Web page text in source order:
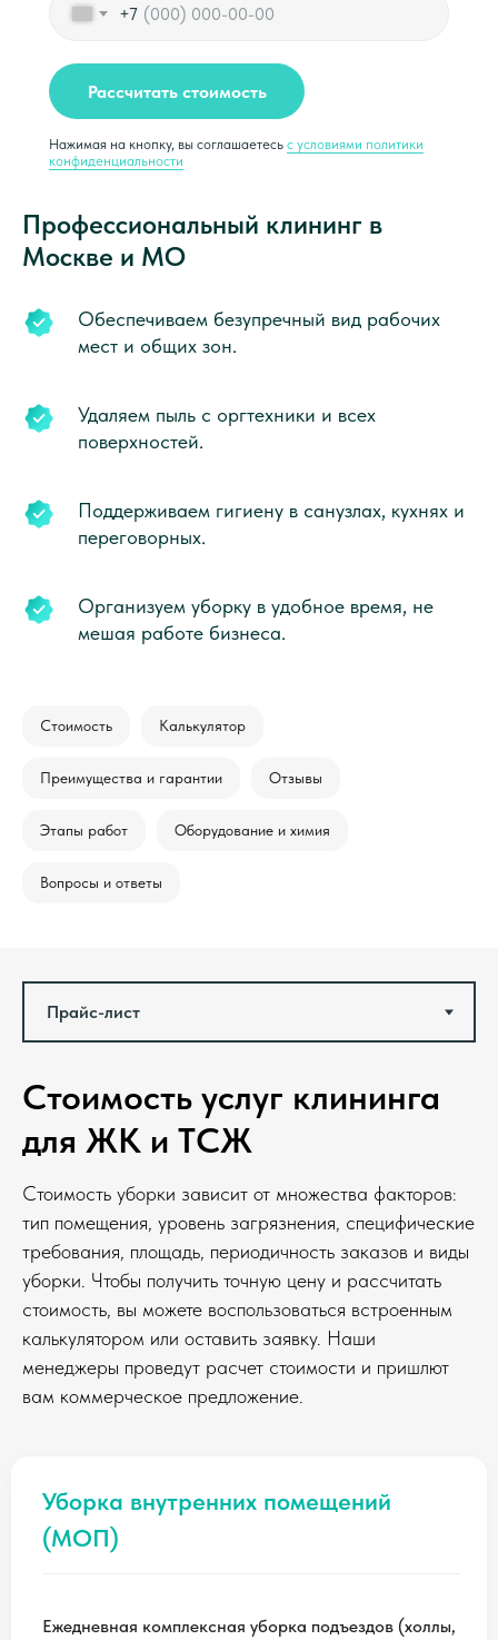
+7
Рассчитать стоимость
Нажимая на кнопку, вы соглашаетесь с условиями политики
конфиденциальности
Профессиональный клининг в
Москве и МО
Обеспечиваем безупречный вид рабочих
мест и общих зон.
Удаляем пыль с оргтехники и всех
поверхностей.
Поддерживаем гигиену в санузлах, кухнях и
переговорных.
Организуем уборку в удобное время, не
мешая работе бизнеса.
Стоимость Калькулятор
Преимущества и гарантии Отзывы
Этапы работ Оборудование и химия
Вопросы и ответы
Стоимость услуг клининга
для ЖК и ТСЖ
Стоимость уборки зависит от множества факторов:
тип помещения, уровень загрязнения, специфические
требования, площадь, периодичность заказов и виды
уборки. Чтобы получить точную цену и рассчитать
стоимость, вы можете воспользоваться встроенным
калькулятором или оставить заявку. Наши
менеджеры проведут расчет стоимости и пришлют
вам коммерческое предложение.
Уборка внутренних помещений
(МОП)
Ежедневная комплексная уборка подъездов (холлы,